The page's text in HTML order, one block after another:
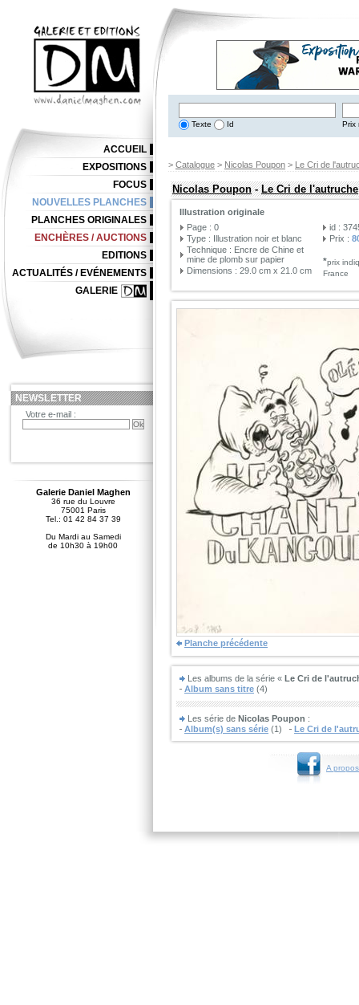
Texte Id Prix
> Catalogue > Nicolas Poupon > Le Cri de
Nicolas Poupon-Le Cri de l'autruche
Illustration originale
Page : 0
Type : Illustration noir et blanc
Technique : Encre de Chine et
mine de plomb sur papier
Dimensions : 29.0 cm x 21.0 cm
id :
Prix :
*prix
France
Planche précédente
Les albums de la série « Le Cri de
Album sans titre (4)
Les série de Nicolas Poupon :
Album(s) sans série (1) Le Cri de
A
ACCUEIL
EXPOSITIONS
FOCUS
NOUVELLES PLANCHES
PLANCHES ORIGINALES
ENCHÈRES / AUCTIONS
EDITIONS
ACTUALITÉS / EVÉNEMENTS
GALERIE
NEWSLETTER
Votre e-mail :
Galerie Daniel Maghen
36 rue du Louvre
75001 Paris
Tel.: 01 42 84 37 39
Du Mardi au Samedi
de 10h30 à 19h00